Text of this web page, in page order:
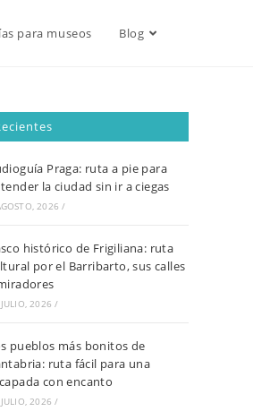
para museos Blog
Praga: ruta a pie para
la ciudad sin ir a ciegas
2026 /
histórico de Frigiliana: ruta
por el Barribarto, sus calles
2026 /
pueblos más bonitos de
ruta fácil para una
con encanto
2026 /